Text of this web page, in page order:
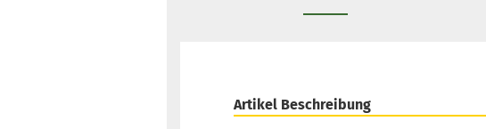
Artikel Beschreibung